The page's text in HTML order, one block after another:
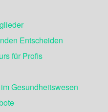
Entscheiden
für Profis
Gesundheitswesen